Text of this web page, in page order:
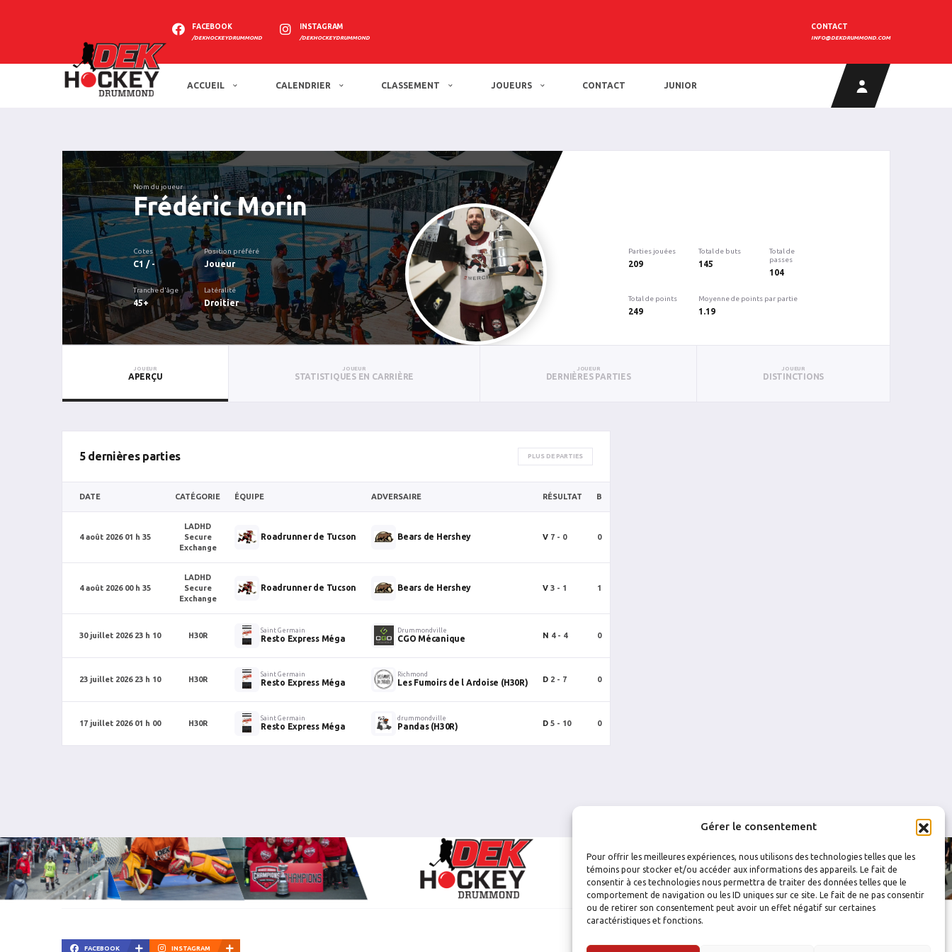
Gérer le consentement
Pour offrir les meilleures expériences, nous utilisons des technologies telles que les
témoins pour stocker et/ou accéder aux informations des appareils. Le fait de
consentir à ces technologies nous permettra de traiter des données telles que le
comportement de navigation ou les ID uniques sur ce site. Le fait de ne pas consentir
ou de retirer son consentement peut avoir un effet négatif sur certaines
caractéristiques et fonctions.
FACEBOOK
/DEKHOCKEYDRUMMOND
INSTAGRAM
/DEKHOCKEYDRUMMOND
CONTACT
INFO@DEKDRUMMOND.COM
ACCUEIL CALENDRIER CLASSEMENT JOUEURS CONTACT JUNIOR
Nom du joueur
Frédéric Morin
Cotes
C1 / -
Position préféré
Joueur
Tranche d'âge
45+
Latéralité
Droitier
Parties jouées
209
Total de buts
145
Total de
passes
104
Total de points
249
Moyenne de points par partie
1.19
JOUEUR
APERÇU
JOUEUR
STATISTIQUES EN CARRIÈRE
JOUEUR
DERNIÈRES PARTIES
JOUEUR
DISTINCTIONS
5 dernières parties PLUS DE PARTIES
DATE CATÉGORIE ÉQUIPE ADVERSAIRE RÉSULTAT B
4 août 2026 01 h 35
LADHD
Secure
Exchange
Roadrunner de Tucson Bears de Hershey V 7 - 0 0
4 août 2026 00 h 35
LADHD
Secure
Exchange
Roadrunner de Tucson Bears de Hershey V 3 - 1 1
30 juillet 2026 23 h 10 H30R
Saint Germain
Resto Express Méga
Drummondville
CGO Mécanique N 4 - 4 0
23 juillet 2026 23 h 10 H30R
Saint Germain
Resto Express Méga
Richmond
Les Fumoirs de l Ardoise (H30R) D 2 - 7 0
17 juillet 2026 01 h 00 H30R
Saint Germain
Resto Express Méga
drummondville
Pandas (H30R) D 5 - 10 0
FACEBOOK INSTAGRAM